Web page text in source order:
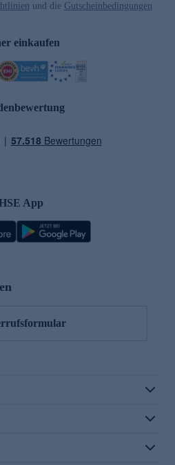
und die Gutscheinbedingungen
einkaufen
App